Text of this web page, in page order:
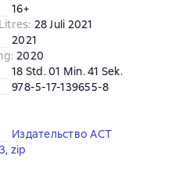
16+
: 28 Juli 2021
2021
: 2020
18 Std. 01 Min. 41 Sek.
978-5-17-139655-8
Издательство АСТ
, zip